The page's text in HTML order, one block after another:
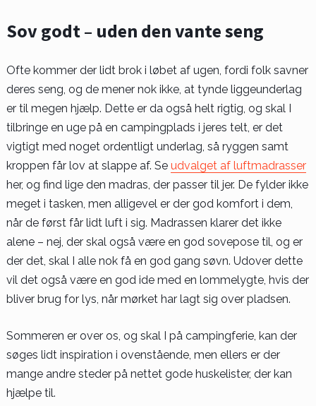
Sov godt – uden den vante seng
Ofte kommer der lidt brok i løbet af ugen, fordi folk savner
deres seng, og de mener nok ikke, at tynde liggeunderlag
er til megen hjælp. Dette er da også helt rigtig, og skal I
tilbringe en uge på en campingplads i jeres telt, er det
vigtigt med noget ordentligt underlag, så ryggen samt
kroppen får lov at slappe af. Se udvalget af luftmadrasser
her, og find lige den madras, der passer til jer. De fylder ikke
meget i tasken, men alligevel er der god komfort i dem,
når de først får lidt luft i sig. Madrassen klarer det ikke
alene – nej, der skal også være en god sovepose til, og er
der det, skal I alle nok få en god gang søvn. Udover dette
vil det også være en god ide med en lommelygte, hvis der
bliver brug for lys, når mørket har lagt sig over pladsen.
Sommeren er over os, og skal I på campingferie, kan der
søges lidt inspiration i ovenstående, men ellers er der
mange andre steder på nettet gode huskelister, der kan
hjælpe til.